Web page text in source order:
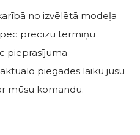
no izvēlētā modeļa
precīzu termiņu
pieprasījuma
piegādes laiku jūsu
mūsu komandu.